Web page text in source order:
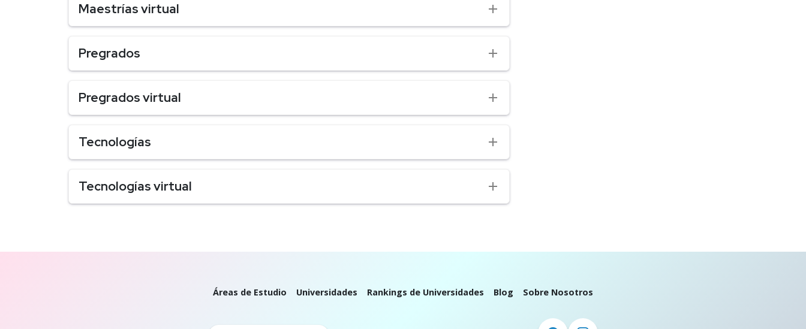
Maestrías virtual
Pregrados
Pregrados virtual
Tecnologías
Tecnologías virtual
Áreas de Estudio Universidades Rankings de Universidades Blog Sobre Nosotros